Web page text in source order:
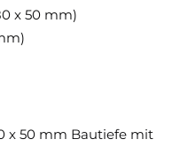
x 50 mm)
x 50 mm Bautiefe mit